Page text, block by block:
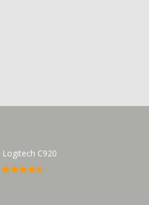
Logitech C920